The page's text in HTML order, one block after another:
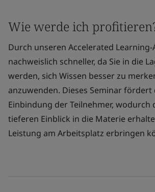
Wie werde ich
Durch unseren Accelerated Learning-
nachweislich schneller, da Sie in die
werden, sich Wissen besser zu
anzuwenden. Dieses Seminar fördert
Einbindung der Teilnehmer, wodurch
tieferen Einblick in die Materie
Leistung am Arbeitsplatz erbringen